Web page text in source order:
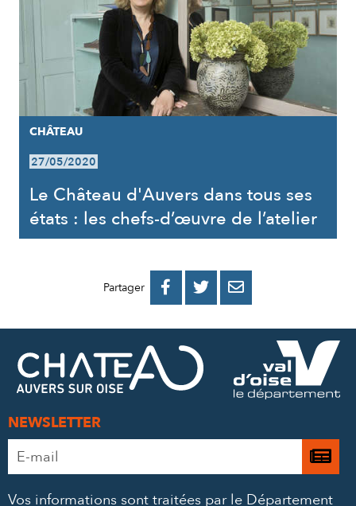
CHÂTEAU
27/05/2020
Le Château d'Auvers dans tous ses
états : les chefs-d’œuvre de l’atelier
Partager 
PARTAGER
FACEBOOK
PARTAGER
PARTAGER
MAIL
NEWSLETTER
Adresse
e-
Je
Vos informations sont traitées par le Département